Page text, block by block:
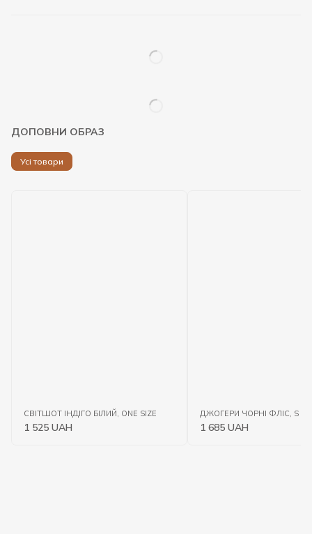
ДОПОВНИ ОБРАЗ
Усі товари
СВІТШОТ ІНДІГО БІЛИЙ, ONE SIZE
1 525 UAH
ДЖОГЕРИ ЧОРНІ ФЛІС, S
1 685 UAH